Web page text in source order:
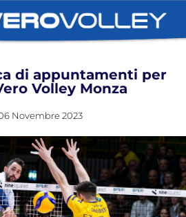
di appuntamenti per
Volley Monza
Novembre 2023